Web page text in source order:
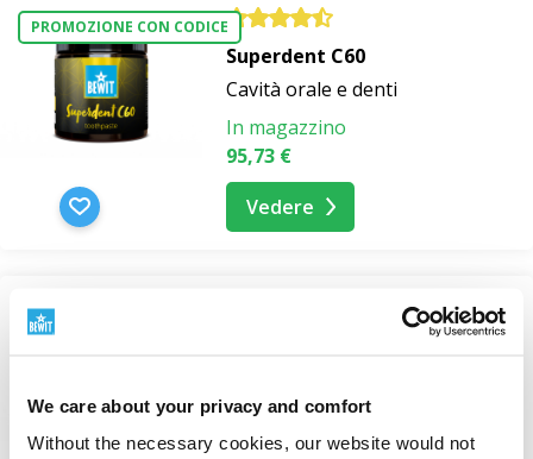
We care about your privacy and comfort
Without the necessary cookies, our website would not
PROMOZIONE CON CODICE
Superdent C60
Cavità orale e denti
In magazzino
95,73 €
Vedere
PROMOZIONE CON CODICE
In magazzino
Da 22,31 €